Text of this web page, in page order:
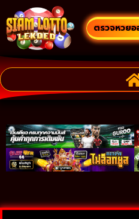
ตรวจหวยอ